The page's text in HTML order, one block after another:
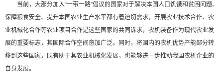
当前，大部分加入“一带一路”倡议的国家对于解决本国人口饥饿和贫困问题、
保障粮食安全、提升本国农业生产水平都有着迫切需求，开展农业技术合作、农
业机械化合作等农业项目合作是这些国家的共同诉求，农机装备作为现代农业发
展的重要标志，其国际合作空间愈加广泛。同时，将国内的农机优势产能部分转
移到这些国家，既有助于其农业机械化发展，也能够进一步推动我国农机企业的
自身发展。